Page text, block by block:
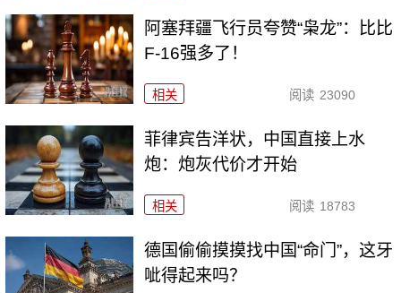
阿塞拜疆飞行员夸赞“枭龙”：比比
F-16强多了！
相关 阅读 23090
菲律宾告洋状，中国直接上水
炮：炮灰代价才开始
相关 阅读 18783
德国偷偷摸摸找中国“命门”，这牙
呲得起来吗？